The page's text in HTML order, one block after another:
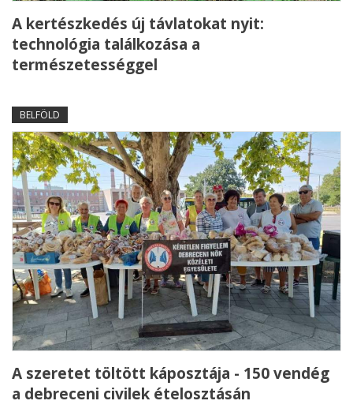
A kertészkedés új távlatokat nyit:
technológia találkozása a
természetességgel
BELFÖLD
A szeretet töltött káposztája - 150 vendég
a debreceni civilek ételosztásán